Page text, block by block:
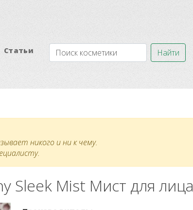
Статьи Найти
никого и ни к чему.
Sleek Mist Мист для лица